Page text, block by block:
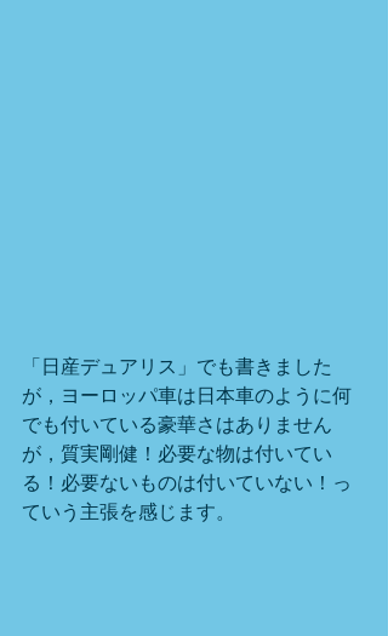
「日産デュアリス」でも書きました
が，ヨーロッパ車は日本車のように何
でも付いている豪華さはありません
が，質実剛健！必要な物は付いてい
る！必要ないものは付いていない！っ
ていう主張を感じます。